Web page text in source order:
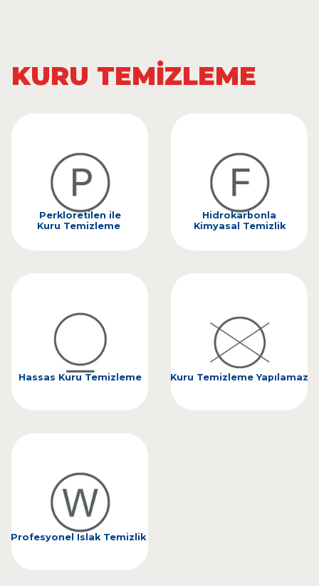
KURU TEMİZLEME
Perkloretilen ile
Kuru Temizleme
Hidrokarbonla
Kimyasal Temizlik
Hassas Kuru Temizleme Kuru Temizleme Yapılamaz
Profesyonel Islak Temizlik